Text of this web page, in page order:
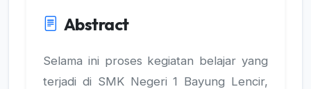
Abstract
Selama ini proses kegiatan belajar yang
terjadi di SMK Negeri 1 Bayung Lencir,